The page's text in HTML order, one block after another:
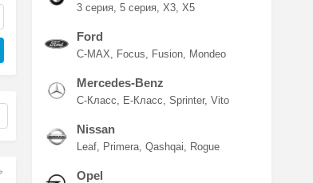
3 серия 5 серия X3 X5
Ford
C-MAX Focus Fusion Mondeo
Mercedes-Benz
C-Класс E-Класс Sprinter Vito
Nissan
Leaf Primera Qashqai Rogue
Opel